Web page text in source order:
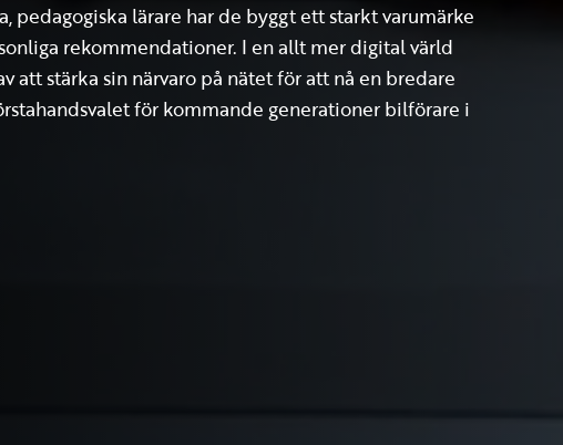
pedagogiska lärare har de byggt ett starkt varumärke
rekommendationer. I en allt mer digital värld
att stärka sin närvaro på nätet för att nå en bredare
för kommande generationer bilförare i